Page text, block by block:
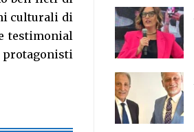
culturali di
testimonial
protagonisti